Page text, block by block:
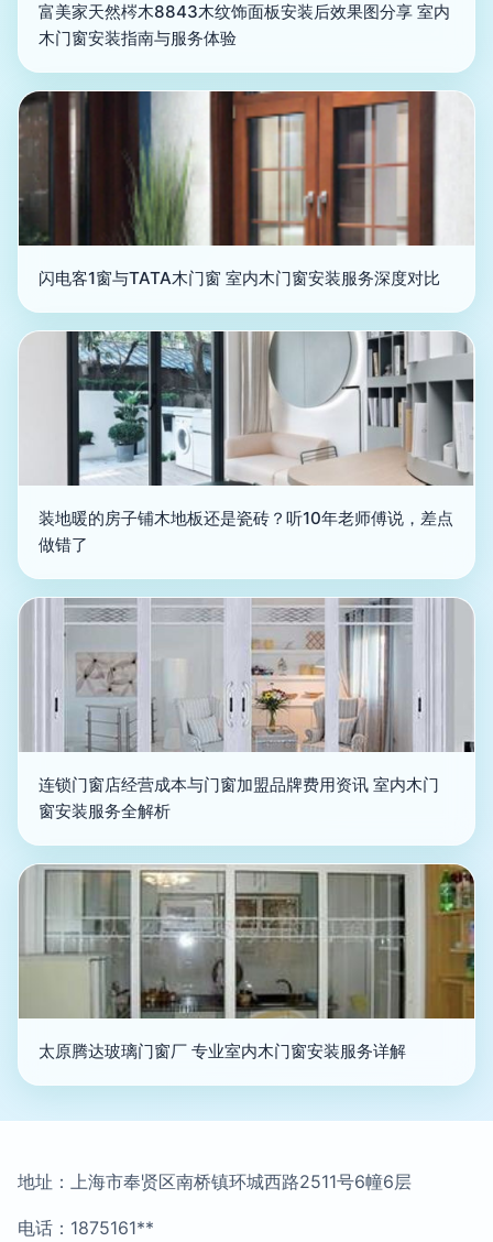
富美家天然梣木8843木纹饰面板安装后效果图分享 室内
木门窗安装指南与服务体验
闪电客1窗与TATA木门窗 室内木门窗安装服务深度对比
装地暖的房子铺木地板还是瓷砖？听10年老师傅说，差点
做错了
连锁门窗店经营成本与门窗加盟品牌费用资讯 室内木门
窗安装服务全解析
太原腾达玻璃门窗厂 专业室内木门窗安装服务详解
地址：上海市奉贤区南桥镇环城西路2511号6幢6层
电话：1875161**